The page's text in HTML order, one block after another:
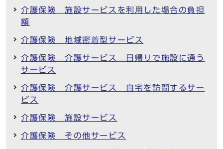
介護保険 施設サービスを利用した場合の負担
額
介護保険 地域密着型サービス
介護保険 介護サービス 日帰りで施設に通う
サービス
介護保険 介護サービス 自宅を訪問するサー
ビス
介護保険 施設サービス
介護保険 その他サービス